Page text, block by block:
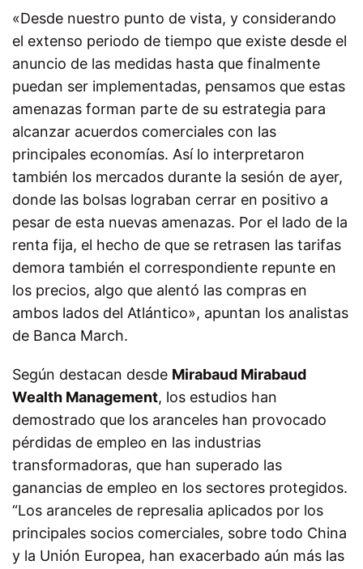
«Desde nuestro punto de vista, y considerando
el extenso periodo de tiempo que existe desde el
anuncio de las medidas hasta que finalmente
puedan ser implementadas, pensamos que estas
amenazas forman parte de su estrategia para
alcanzar acuerdos comerciales con las
principales economías. Así lo interpretaron
también los mercados durante la sesión de ayer,
donde las bolsas lograban cerrar en positivo a
pesar de esta nuevas amenazas. Por el lado de la
renta fija, el hecho de que se retrasen las tarifas
demora también el correspondiente repunte en
los precios, algo que alentó las compras en
ambos lados del Atlántico», apuntan los analistas
de Banca March.
Según destacan desde Mirabaud Mirabaud
Wealth Management, los estudios han
demostrado que los aranceles han provocado
pérdidas de empleo en las industrias
transformadoras, que han superado las
ganancias de empleo en los sectores protegidos.
“Los aranceles de represalia aplicados por los
principales socios comerciales, sobre todo China
y la Unión Europea, han exacerbado aún más las